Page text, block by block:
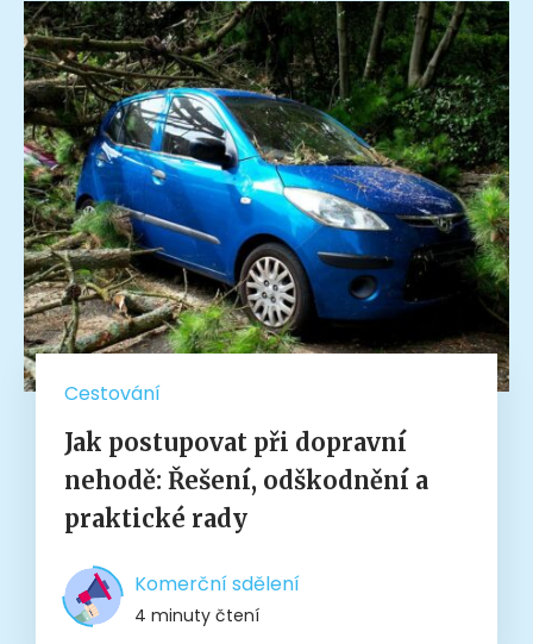
Cestování
Jak postupovat při dopravní
nehodě: Řešení, odškodnění a
praktické rady
Komerční sdělení
4 minuty čtení